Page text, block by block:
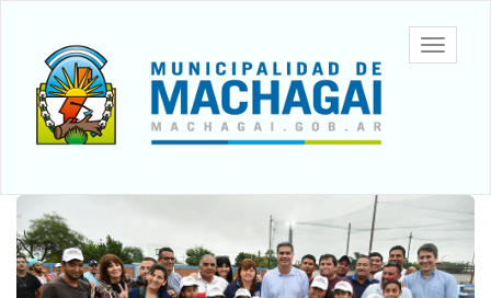
contenido
principal
Machagai
barra
Contenido
principal